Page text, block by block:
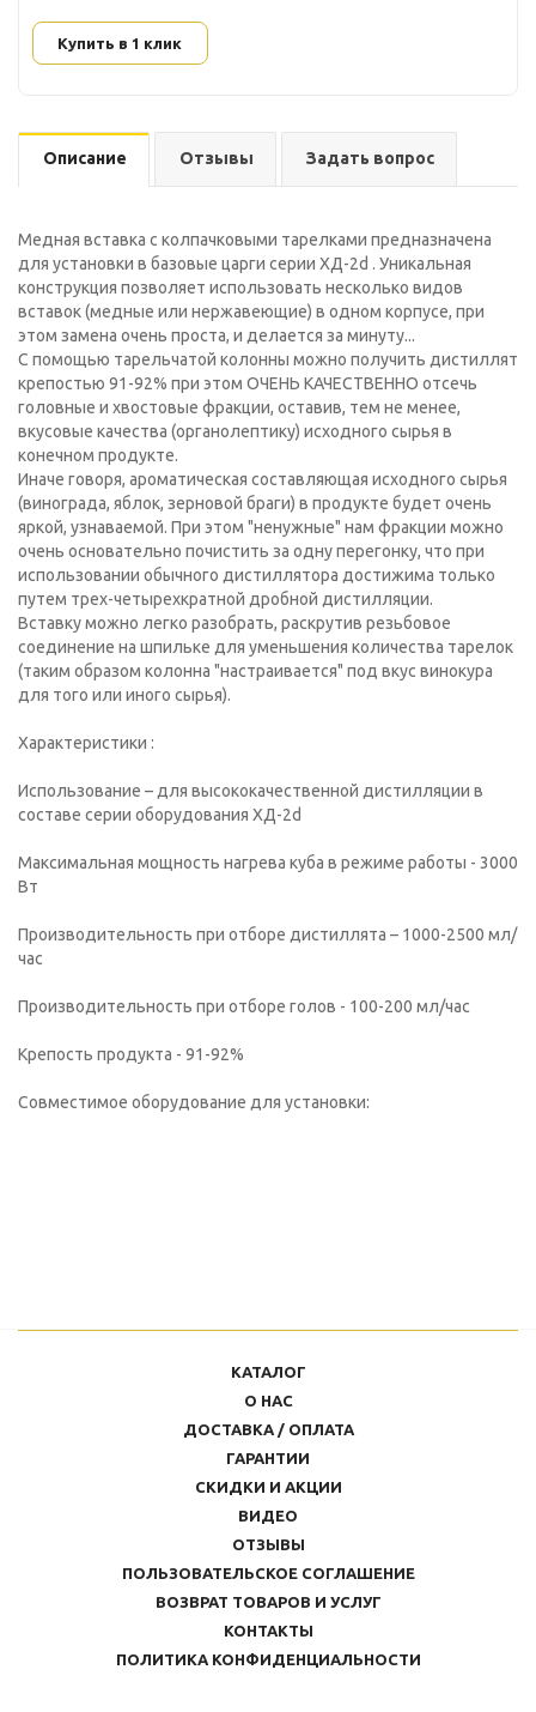
Купить в 1 клик
Описание Отзывы Задать вопрос
Медная вставка с колпачковыми тарелками предназначена
для установки в базовые царги серии ХД-2d . Уникальная
конструкция позволяет использовать несколько видов
вставок (медные или нержавеющие) в одном корпусе, при
этом замена очень проста, и делается за минуту...
С помощью тарельчатой колонны можно получить дистиллят
крепостью 91-92% при этом ОЧЕНЬ КАЧЕСТВЕННО отсечь
головные и хвостовые фракции, оставив, тем не менее,
вкусовые качества (органолептику) исходного сырья в
конечном продукте.
Иначе говоря, ароматическая составляющая исходного сырья
(винограда, яблок, зерновой браги) в продукте будет очень
яркой, узнаваемой. При этом "ненужные" нам фракции можно
очень основательно почистить за одну перегонку, что при
использовании обычного дистиллятора достижима только
путем трех-четырехкратной дробной дистилляции.
Вставку можно легко разобрать, раскрутив резьбовое
соединение на шпильке для уменьшения количества тарелок
(таким образом колонна "настраивается" под вкус винокура
для того или иного сырья).
Характеристики :
Использование – для высококачественной дистилляции в
составе серии оборудования ХД-2d
Максимальная мощность нагрева куба в режиме работы - 3000
Вт
Производительность при отборе дистиллята – 1000-2500 мл/
час
Производительность при отборе голов - 100-200 мл/час
Крепость продукта - 91-92%
Совместимое оборудование для установки:
КАТАЛОГ
О НАС
ДОСТАВКА / ОПЛАТА
ГАРАНТИИ
СКИДКИ И АКЦИИ
ВИДЕО
ОТЗЫВЫ
ПОЛЬЗОВАТЕЛЬСКОЕ СОГЛАШЕНИЕ
ВОЗВРАТ ТОВАРОВ И УСЛУГ
КОНТАКТЫ
ПОЛИТИКА КОНФИДЕНЦИАЛЬНОСТИ